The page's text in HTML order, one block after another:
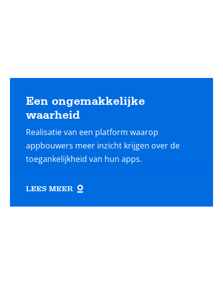
Een ongemakkelijke
waarheid
Realisatie van een platform waarop
appbouwers meer inzicht krijgen over de
toegankelijkheid van hun apps.
LEES MEER